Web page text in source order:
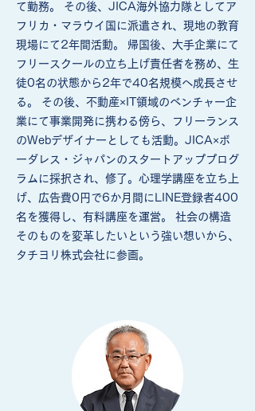
て勤務。 その後、JICA海外協力隊としてア
フリカ・マラウイ国に派遣され、現地の教育
現場にて2年間活動。 帰国後、大手企業にて
フリースクールの立ち上げ責任者を務め、生
徒0名の状態から2年で40名規模へ成長させ
る。 その後、不動産×IT領域のベンチャー企
業にて事業開発に携わる傍ら、フリーランス
のWebデザイナーとしても活動。JICA×ボ
ーダレス・ジャパンのスタートアッププログ
ラムに採択され、修了。心理学講座を立ち上
げ、広告費0円で6か月間にLINE登録者400
名を獲得し、有料講座を運営。 社会の構造
そのものを変革したいという強い想いから、
タチヨリ株式会社に参画。